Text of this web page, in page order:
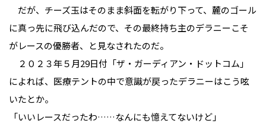
だが、チーズ玉はそのまま斜面を転がり下って、麓のゴール
に真っ先に飛び込んだので、その最終持ち主のデラニーこそ
がレースの優勝者、と見なされたのだ。
２０２３年５月29日付「ザ・ガーディアン・ドットコム」
によれば、医療テントの中で意識が戻ったデラニーはこう呟
いたとか。
「いいレースだったわ……なんにも憶えてないけど」